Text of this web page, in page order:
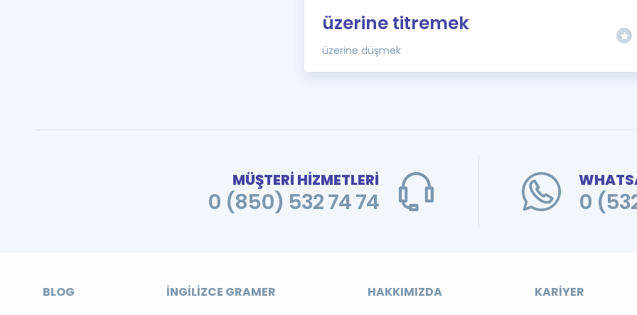
üzerine titremek
üzerine düşmek
MÜŞTERİ HİZMETLERİ
0 (850) 532 74 74 0
BLOG İNGILIZCE GRAMER HAKKIMIZDA KARIYER